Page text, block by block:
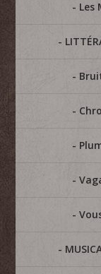
Les